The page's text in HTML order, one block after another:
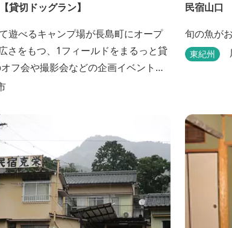
貸切ドッグラン】
遊べるキャンプ場が長島町にオープ
さをもつ、1フィールドをまるっと貸
フ会や撮影会などの企画イベントや
自由に行うことができます。 フード
楽しんでいただくことがてぎます。
面人工芝で水はけもよく、ワンちゃ
することなく自由に遊べ、エリア...
民宿山口
旬の魚が
東紀州